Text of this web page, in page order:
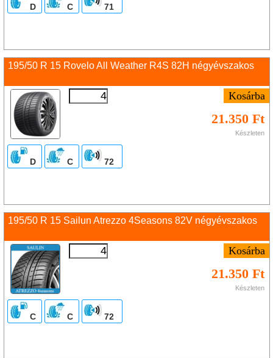
D C 71
195/50 R 15 Rovelo All Weather R4S 82H négyévszakos
21.350 Ft
Készleten
D C 72
195/50 R 15 Sailun Atrezzo 4Seasons 82V négyévszakos
21.350 Ft
Készleten
C C 72